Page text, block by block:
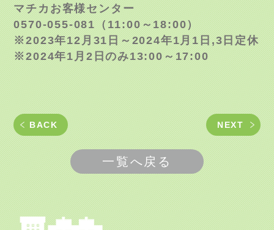
マチカお客様センター
0570-055-081（11:00～18:00）
※2023年12月31日～2024年1月1日,3日定休
※2024年1月2日のみ13:00～17:00
BACK NEXT
一覧へ戻る